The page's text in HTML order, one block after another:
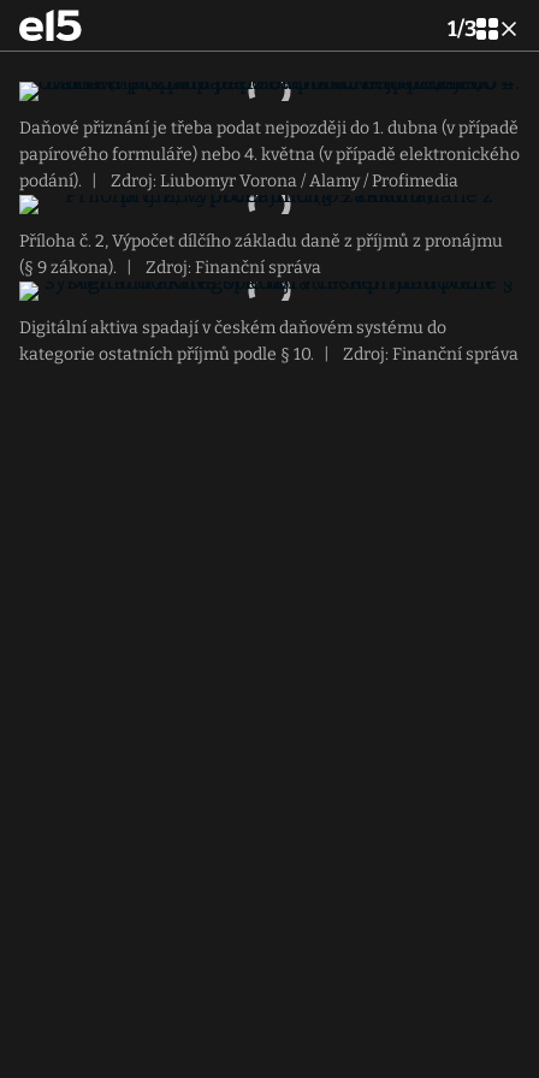
1/3
Daňové přiznání je třeba podat nejpozději do 1. dubna (v případě
papírového formuláře) nebo 4. května (v případě elektronického
podání).
Zdroj: Liubomyr Vorona / Alamy / Profimedia
Příloha č. 2, Výpočet dílčího základu daně z příjmů z pronájmu
(§ 9 zákona).
Zdroj: Finanční správa
Digitální aktiva spadají v českém daňovém systému do
kategorie ostatních příjmů podle § 10.
Zdroj: Finanční správa